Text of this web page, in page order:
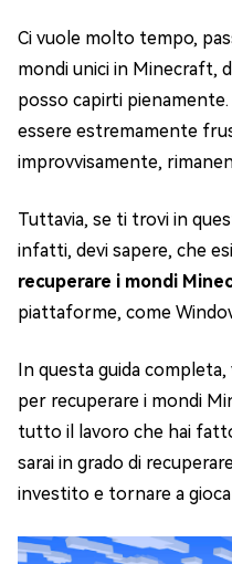
Ci vuole molto tempo,
mondi unici in Minecraft,
posso capirti
essere estremamente
improvvisamente,
Tuttavia, se ti trovi in
infatti, devi sapere, che
recuperare i mondi
piattaforme, come
In questa guida
per recuperare i mondi
tutto il lavoro che hai
sarai in grado di
investito e tornare a